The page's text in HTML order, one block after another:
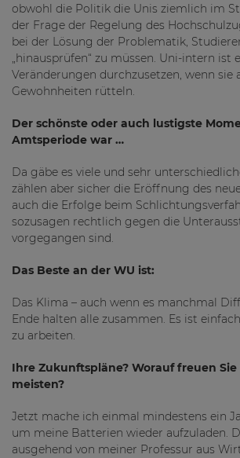
obwohl die Politik die Unis ziemlich im
der Frage der Regelung des
bei der Lösung der Problematik,
„hinausprüfen“ zu müssen. Uni-intern ist
Veränderungen durchzusetzen, wenn sie
Gewohnheiten rütteln.
Der schönste oder auch lustigste
Amtsperiode war …
Da gäbe es viele und sehr
zählen aber sicher die Eröffnung des
auch die Erfolge beim
sozusagen rechtlich gegen die
vorgegangen sind.
Das Beste an der WU ist:
Das Klima – auch wenn es manchmal
Ende halten alle zusammen. Es ist
zu arbeiten.
Ihre Zukunftspläne? Worauf freuen Sie
meisten?
Jetzt mache ich einmal mindestens ein
um meine Batterien wieder aufzuladen.
ausgehend von meiner Professur aus